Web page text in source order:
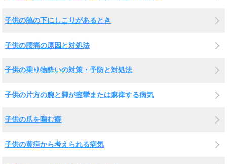
子供の脇の下にしこりがあるとき
子供の腰痛の原因と対処法
子供の乗り物酔いの対策・予防と対処法
子供の片方の腕と脚が痙攣または麻痺する病気
子供の爪を噛む癖
子供の黄疸から考えられる病気